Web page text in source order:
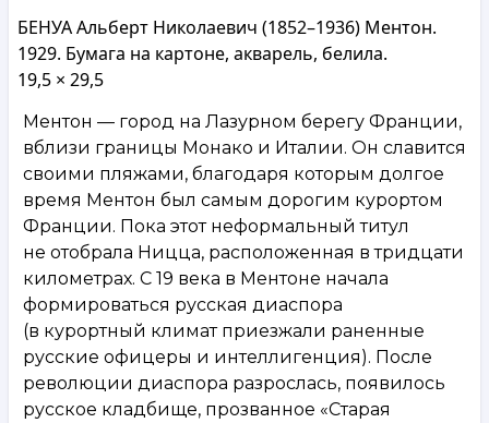
БЕНУА Альберт Николаевич (1852–1936) Ментон.
1929. Бумага на картоне, акварель, белила.
19,5 × 29,5
Ментон — город на Лазурном берегу Франции,
вблизи границы Монако и Италии. Он славится
своими пляжами, благодаря которым долгое
время Ментон был самым дорогим курортом
Франции. Пока этот неформальный титул
не отобрала Ницца, расположенная в тридцати
километрах. С 19 века в Ментоне начала
формироваться русская диаспора
(в курортный климат приезжали раненные
русские офицеры и интеллигенция). После
революции диаспора разрослась, появилось
русское кладбище, прозванное «Старая